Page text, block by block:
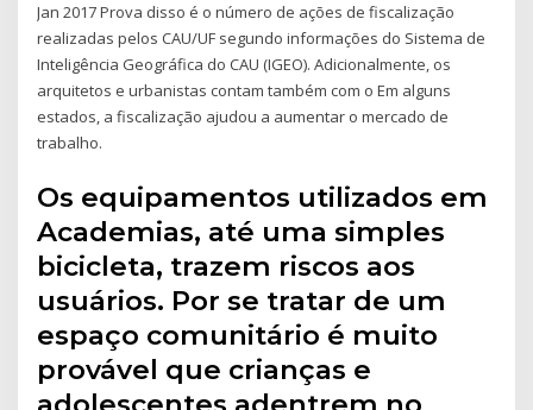
Jan 2017 Prova disso é o número de ações de fiscalização
realizadas pelos CAU/UF segundo informações do Sistema de
Inteligência Geográfica do CAU (IGEO). Adicionalmente, os
arquitetos e urbanistas contam também com o Em alguns
estados, a fiscalização ajudou a aumentar o mercado de
trabalho.
Os equipamentos utilizados em
Academias, até uma simples
bicicleta, trazem riscos aos
usuários. Por se tratar de um
espaço comunitário é muito
provável que crianças e